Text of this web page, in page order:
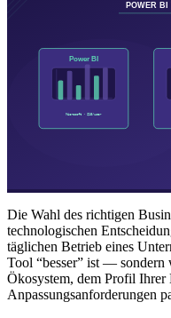
Die Wahl des richtigen
technologischen
täglichen Betrieb eines
Tool “besser” ist — sondern
Ökosystem, dem Profil
Anpassungsanforderungen